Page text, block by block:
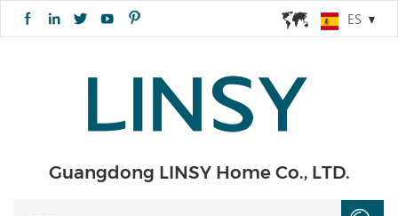
ES
Guangdong LINSY Home Co., LTD.